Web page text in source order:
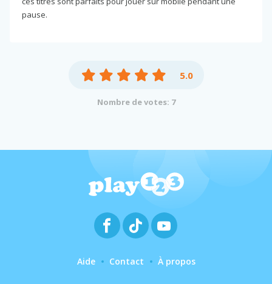
pause.
5.0
Nombre de votes: 7
Aide Contact À propos